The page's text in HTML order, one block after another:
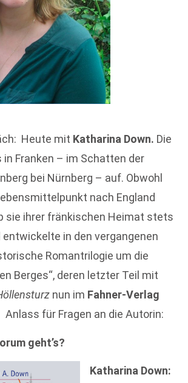
Heute mit Katharina Down. Die
Franken – im Schatten der
bei Nürnberg – auf. Obwohl
nach England
sie ihrer fränkischen Heimat stets
entwickelte in den vergangenen
Romantrilogie um die
Berges“, deren letzter Teil mit
nun im Fahner-Verlag
für Fragen an die Autorin:
geht’s?
Katharina Down: